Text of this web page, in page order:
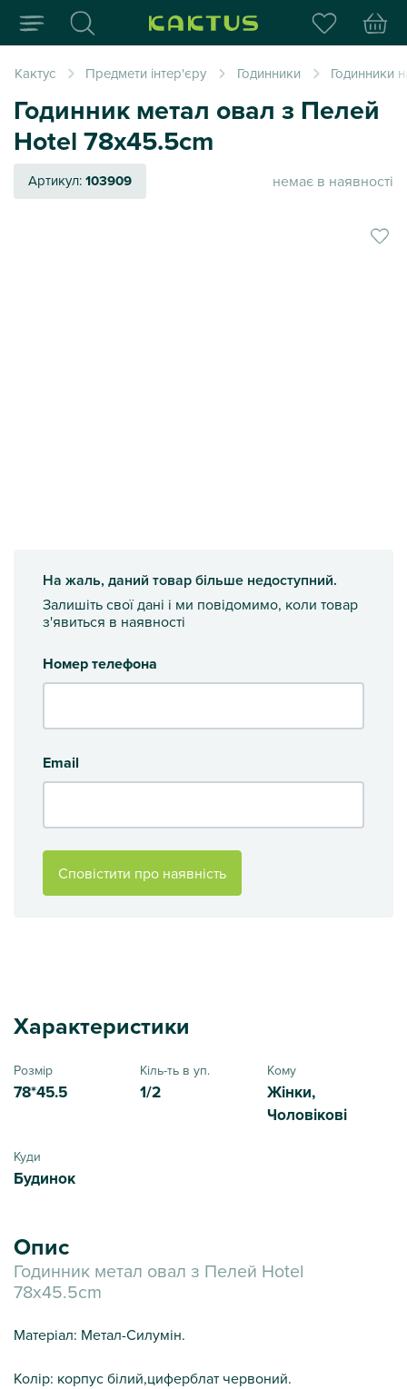
Інтернет-магазин
Кактус Предмети інтер'єру Годинники Годинники
Годинник метал овал з Пелей
Hotel 78x45.5cm
Артикул:103909 немає в наявності
На жаль, даний товар більше недоступний.
Залишіть свої дані і ми повідомимо, коли товар
з'явиться в наявності
Номер телефона
Email
Сповістити про наявність
Характеристики
Розмір
78*45.5
Кіль-ть в уп.
1/2
Кому
Жінки,
Чоловікові
Куди
Будинок
Опис
Годинник метал овал з Пелей Hotel
78x45.5cm
Матеріал: Метал-Силумін.
Колір: корпус білий,циферблат червоний.